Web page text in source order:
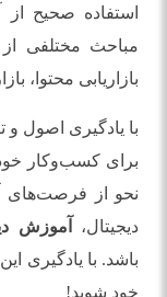
استفاده صحیح از
مباحث مختلفی
بازاریابی محتوا،
با یادگیری اصول و
برای کسب‌وکار
نحو از فرصت‌های
دیجیتال،
آموزش
باشد. با یادگیری
خود شوید!